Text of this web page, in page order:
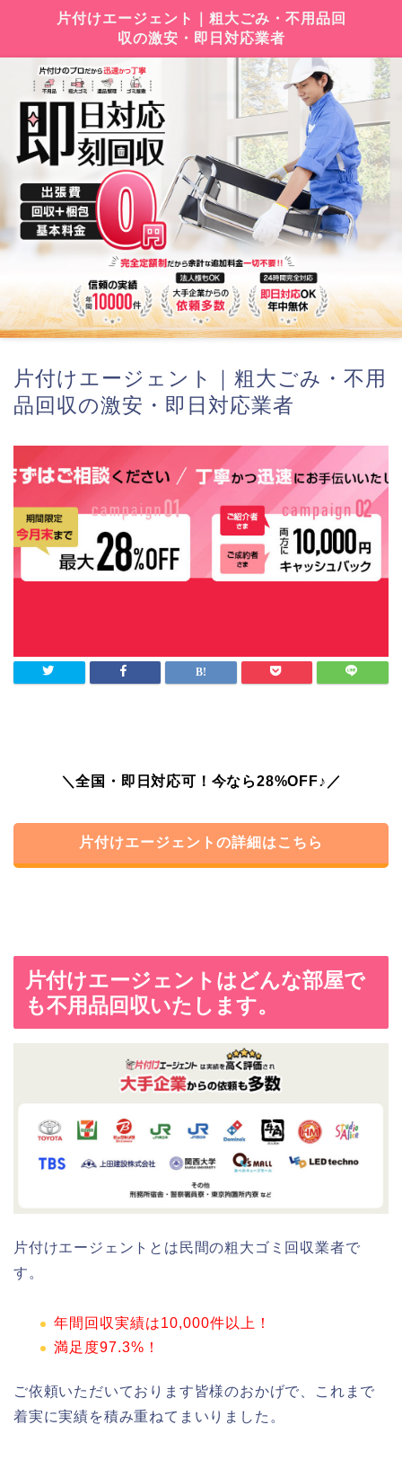
片付けエージェント｜粗大ごみ・不用品回
収の激安・即日対応業者
片付けエージェント｜粗大ごみ・不用
品回収の激安・即日対応業者
＼全国・即日対応可！今なら28%OFF♪／
片付けエージェントの詳細はこちら
片付けエージェントはどんな部屋で
も不用品回収いたします。
片付けエージェントとは民間の粗大ゴミ回収業者で
す。
年間回収実績は10,000件以上！
満足度97.3%！
ご依頼いただいております皆様のおかげで、これまで
着実に実績を積み重ねてまいりました。